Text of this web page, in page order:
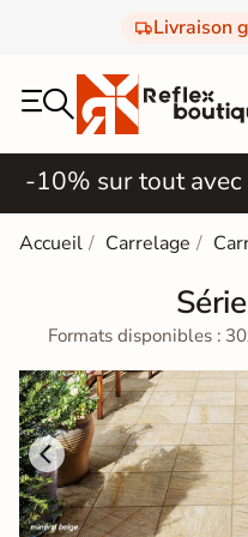
Livraison
-10% sur tout avec
Accueil Carrelage
Formats disponibles :